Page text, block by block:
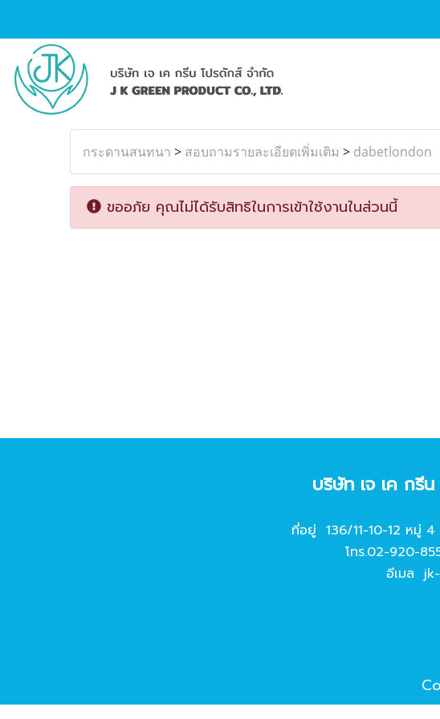
กระดานสนทนา > สอบถามรายละเอียดเพิ่มเติม > dabetlondon
ขออภัย คุณไม่ได้รับสิทธิในการเข้าใช้งานในส่วนนี้
บริษัท เจ เค กรี
ที่อยู่ 136/11-10-12 หมู่ 4
โทร.02-920-
อีเมล